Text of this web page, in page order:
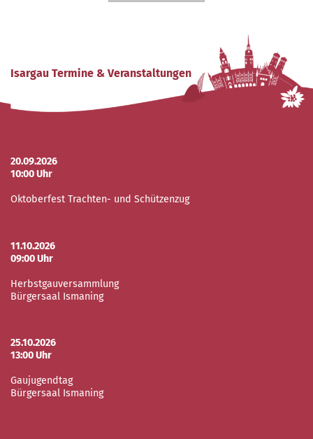
Isargau Termine & Veranstaltungen
20.09.2026
10:00 Uhr
Oktoberfest Trachten- und Schützenzug
11.10.2026
09:00 Uhr
Herbstgauversammlung
Bürgersaal Ismaning
25.10.2026
13:00 Uhr
Gaujugendtag
Bürgersaal Ismaning